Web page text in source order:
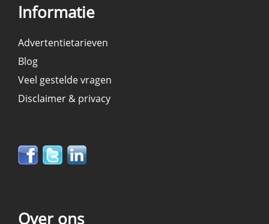
Informatie
Advertentietarieven
Blog
Veel gestelde vragen
Disclaimer & privacy
Over ons